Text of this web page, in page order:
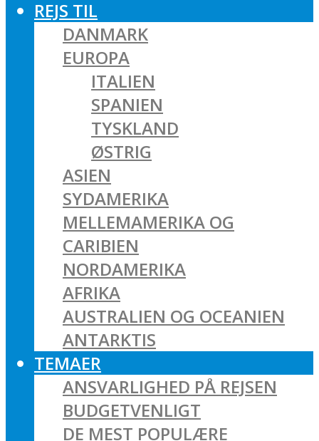
REJS TIL
DANMARK
EUROPA
ITALIEN
SPANIEN
TYSKLAND
ØSTRIG
ASIEN
SYDAMERIKA
MELLEMAMERIKA OG
CARIBIEN
NORDAMERIKA
AFRIKA
AUSTRALIEN OG OCEANIEN
ANTARKTIS
TEMAER
ANSVARLIGHED PÅ REJSEN
BUDGETVENLIGT
DE MEST POPULÆRE